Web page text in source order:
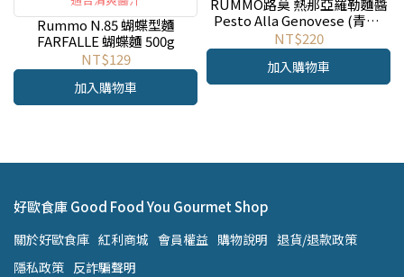
Rummo N.85 蝴蝶型麵
FARFALLE 蝴蝶麵 500g
NT$129
加入購物車
RUMMO路莫 熱那亞羅勒麵醬
Pesto Alla Genovese (青醬)
190g
NT$220
加入購物車
好歐食庫 Good Food You Gourmet Shop
關於好歐食庫 紅利商城 會員權益 購物說明 退貨/退款政策
隱私政策 反詐騙聲明